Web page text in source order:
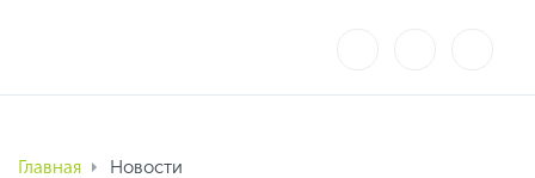
Главная Новости